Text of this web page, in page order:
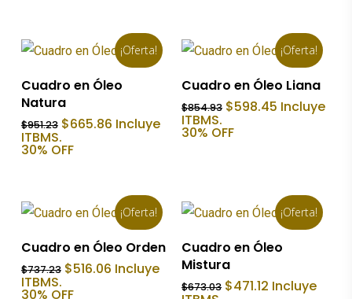
¡Oferta!
Añadir Al Carrito
Cuadro en Óleo
Natura
$951.23 El
precio
original
$665.86El
precio
Incluye
ITBMS.
30% OFF
¡Oferta!
Añadir Al Carrito
Cuadro en Óleo Liana
$854.93 El
original
$598.45 El
precio
Incluye
ITBMS.
30% OFF
¡Oferta!
Añadir Al Carrito
Cuadro en Óleo Orden
$737.23 El
original
$516.06El
precio
Incluye
ITBMS.
30% OFF
¡Oferta!
Añadir Al Carrito
Cuadro en Óleo
Mistura
$673.03 El
$471.12 El
Incluye